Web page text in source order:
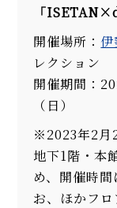
「
開催場所：
レクション
開催期間：
（日）
※2023年2月
地下1階・本
め、開催時
お、ほかフ